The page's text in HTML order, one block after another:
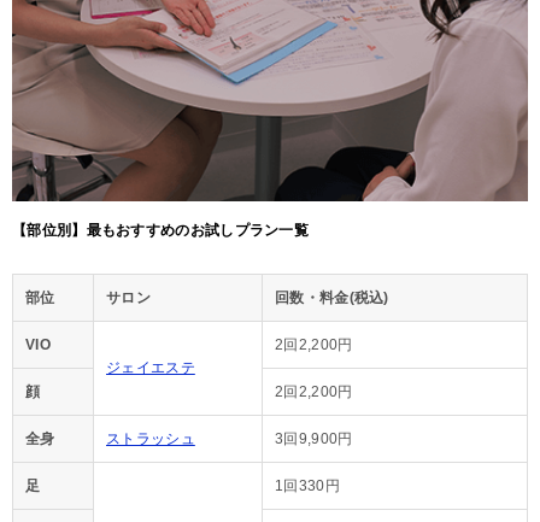
【部位別】最もおすすめのお試しプラン一覧
部位 サロン 回数・料金(税込)
VIO
ジェイエステ
2回2,200円
顔 2回2,200円
全身 ストラッシュ 3回9,900円
足 1回330円